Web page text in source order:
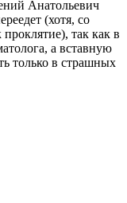
Анатольевич
(хотя, со
так как в
а вставную
только в страшных